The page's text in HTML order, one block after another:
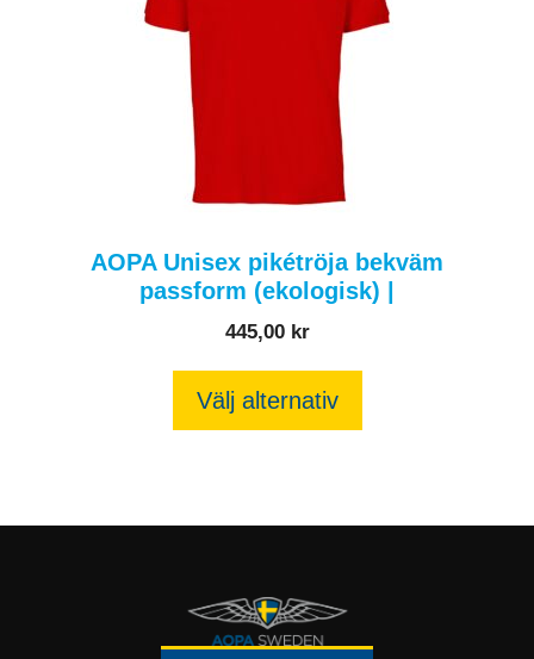
AOPA Unisex pikétröja bekväm
passform (ekologisk) |
445,00 kr
Välj alternativ